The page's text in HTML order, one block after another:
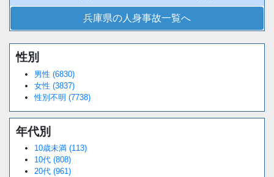
兵庫県の人身事故一覧へ
Unmute
性別
男性 (6830)
女性 (3837)
性別不明 (7738)
年代別
10歳未満 (113)
10代 (808)
20代 (961)